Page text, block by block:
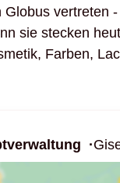
vertreten
sie stecken
Farben,